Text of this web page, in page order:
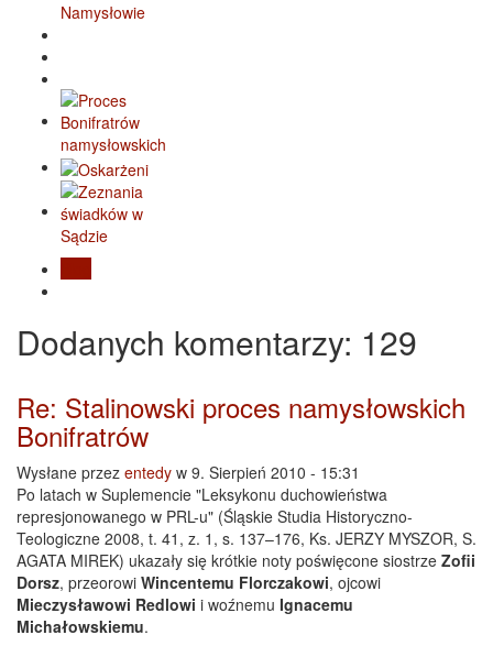
Dodanych komentarzy: 129
Re: Stalinowski proces namysłowskich
Bonifratrów
Wysłane przez entedy w 9. Sierpień 2010 - 15:31
Po latach w Suplemencie "Leksykonu duchowieństwa
represjonowanego w PRL-u" (Śląskie Studia Historyczno-
Teologiczne 2008, t. 41, z. 1, s. 137–176, Ks. JERZY MYSZOR, S.
AGATA MIREK) ukazały się krótkie noty poświęcone siostrze Zofii
Dorsz, przeorowi Wincentemu Florczakowi, ojcowi
Mieczysławowi Redlowi i woźnemu Ignacemu
Michałowskiemu.